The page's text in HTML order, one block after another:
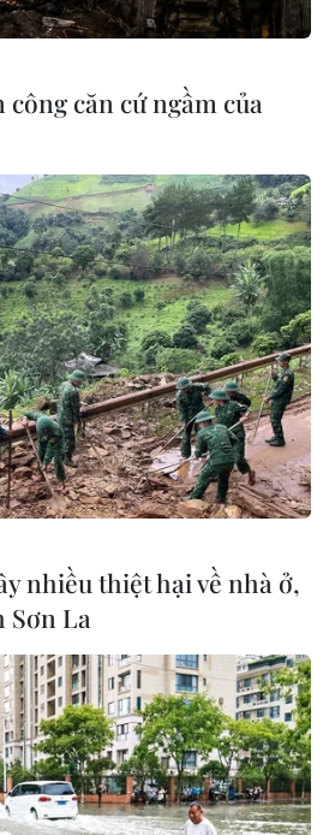
Chủ tịch các tỉnh,
kiểm kê đất đai
Môi trường, tính đến cuối tháng
có 14/63 tỉnh, thành phố hoàn
cáo kết quả kiểm kê lập bản đồ
năm 2019.
căn cứ ngầm của
nhiều thiệt hại về nhà ở,
La